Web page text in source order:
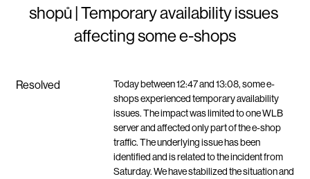
shopů | Temporary availability issues
affecting some e-shops
Resolved
Today between 12:47 and 13:08, some e-
shops experienced temporary availability
issues. The impact was limited to one WLB
server and affected only part of the e-shop
traffic. The underlying issue has been
identified and is related to the incident from
Saturday. We have stabilized the situation and